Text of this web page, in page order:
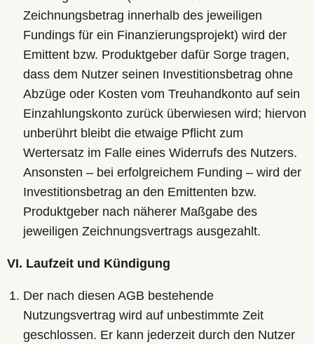
Zeichnungsbetrag innerhalb des jeweiligen
Fundings für ein Finanzierungsprojekt) wird der
Emittent bzw. Produktgeber dafür Sorge tragen,
dass dem Nutzer seinen Investitionsbetrag ohne
Abzüge oder Kosten vom Treuhandkonto auf sein
Einzahlungskonto zurück überwiesen wird; hiervon
unberührt bleibt die etwaige Pflicht zum
Wertersatz im Falle eines Widerrufs des Nutzers.
Ansonsten – bei erfolgreichem Funding – wird der
Investitionsbetrag an den Emittenten bzw.
Produktgeber nach näherer Maßgabe des
jeweiligen Zeichnungsvertrags ausgezahlt.
VI. Laufzeit und Kündigung
Der nach diesen AGB bestehende
Nutzungsvertrag wird auf unbestimmte Zeit
geschlossen. Er kann jederzeit durch den Nutzer